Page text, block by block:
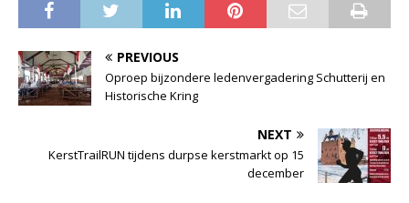
PREVIOUS
Oproep bijzondere ledenvergadering Schutterij en
Historische Kring
NEXT
KerstTrailRUN tijdens durpse kerstmarkt op 15
december